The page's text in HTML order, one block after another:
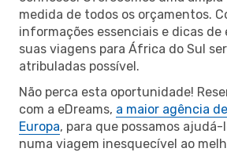
medida de todos os orçamentos.
informações essenciais e dicas de
suas viagens para África do Sul
atribuladas possível.
Não perca esta oportunidade!
com a eDreams, a maior agência
Europa, para que possamos ajudá-
numa viagem inesquecível ao